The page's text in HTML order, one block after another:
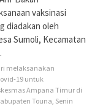
melaksanakan
19 untuk
Ampana Timur di
Touna, Senin